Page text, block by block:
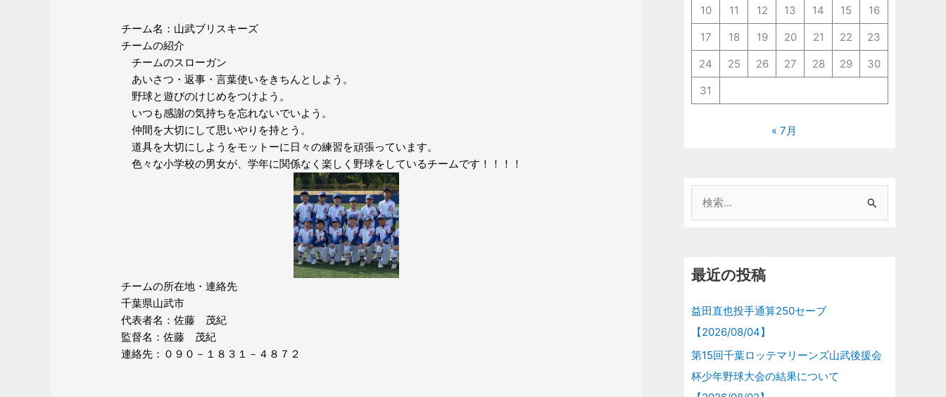
チーム名：山武ブリスキーズ
チームの紹介
チームのスローガン
あいさつ・返事・言葉使いをきちんとしよう。
野球と遊びのけじめをつけよう。
いつも感謝の気持ちを忘れないでいよう。
仲間を大切にして思いやりを持とう。
道具を大切にしようをモットーに日々の練習を頑張っています。
色々な小学校の男女が、学年に関係なく楽しく野球を しているチームです！！！！
チームの所在地・連絡先
千葉県山武市
代表者名：佐藤 茂紀
監督名：佐藤 茂紀
連絡先：０９０－１８３１－４８７２
10 11 12 13 14 15
16
17
18 19 20 21 22
23
24
25 26 27 28 29
30
31
« 7月
象
最近の投稿
益田直也投手通算250セーブ
【2026/08/04】
第15回千葉ロッテマリーンズ山武後援会
杯少年野球大会の結果について